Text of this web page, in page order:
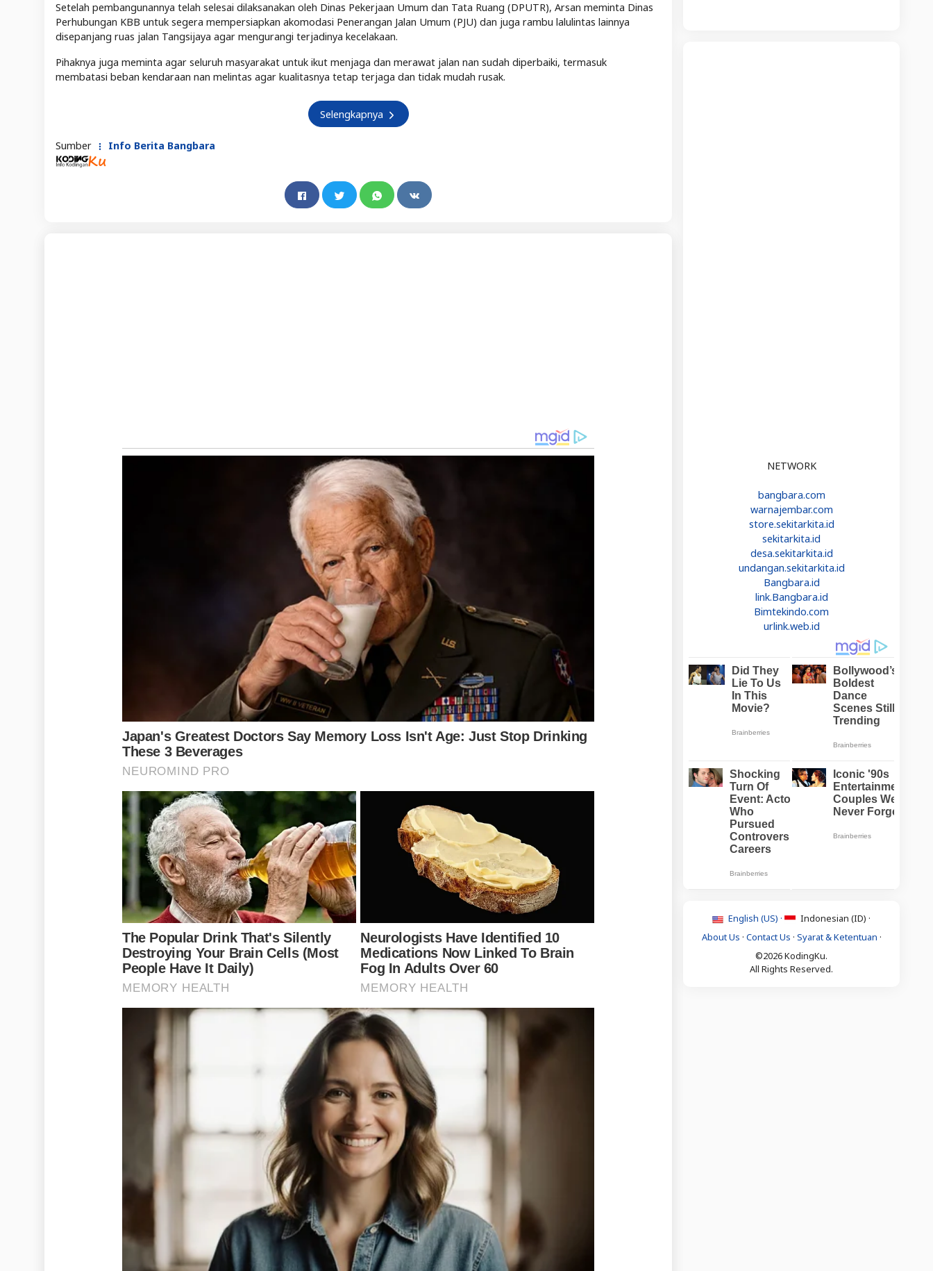
Setelah pembangunannya telah selesai dilaksanakan oleh Dinas Pekerjaan Umum dan Tata Ruang (DPUTR), Arsan meminta Dinas
Perhubungan KBB untuk segera mempersiapkan akomodasi Penerangan Jalan Umum (PJU) dan juga rambu lalulintas lainnya
disepanjang ruas jalan Tangsijaya agar mengurangi terjadinya kecelakaan.
Pihaknya juga meminta agar seluruh masyarakat untuk ikut menjaga dan merawat jalan nan sudah diperbaiki, termasuk
membatasi beban kendaraan nan melintas agar kualitasnya tetap terjaga dan tidak mudah rusak.
Selengkapnya
Sumber Info Berita Bangbara
NETWORK
bangbara.com
warnajembar.com
store.sekitarkita.id
sekitarkita.id
desa.sekitarkita.id
undangan.sekitarkita.id
Bangbara.id
link.Bangbara.id
Bimtekindo.com
urlink.web.id
English (US) ·
Indonesian (ID) ·
About Us · Contact Us · Syarat & Ketentuan ·
©2026 KodingKu.
All Rights Reserved.